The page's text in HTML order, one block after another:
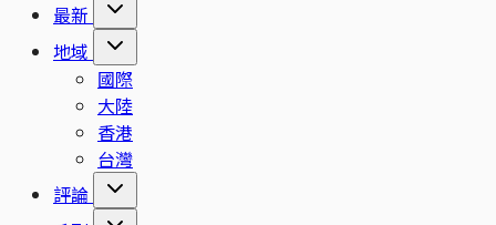
最新
地域
國際
大陸
香港
台灣
評論